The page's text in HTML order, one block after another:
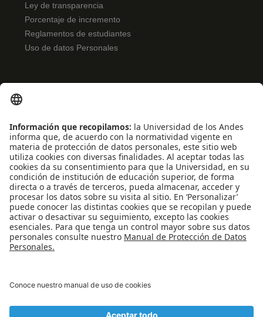
Ley de transparencia
Porcentaje de incremento
Reglamentos de estudiantes
Uso de datos Personales
Noticias
Eventos
Profesores
Iniciativas estudiantiles
Escuela Internacional de Verano
Apoyo financiero
Software y tecnología